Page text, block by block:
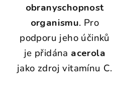
obranyschopnost
organismu. Pro
podporu jeho účinků
je přidána acerola
jako zdroj vitamínu C.